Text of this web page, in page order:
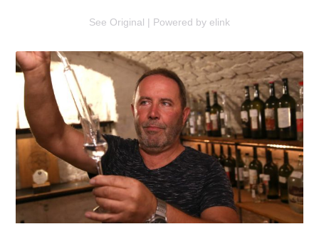
See Original | Powered by elink